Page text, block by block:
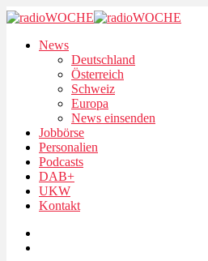
News
Deutschland
Österreich
Schweiz
Europa
News einsenden
Jobbörse
Personalien
Podcasts
DAB+
UKW
Kontakt